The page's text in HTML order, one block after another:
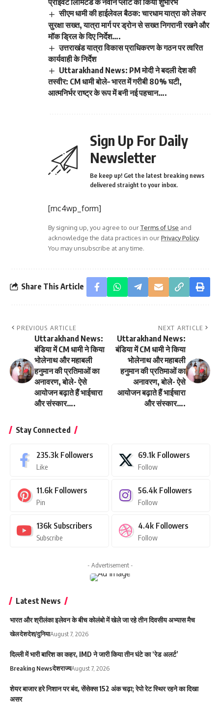
प्राइवेट लिमिटेड के नवीन प्लांट का किया शुभारंभ
सीएम धामी की हाईलेवल बैठक: चारधाम यात्रा को लेकर
सुरक्षा सख्त, यात्रा मार्ग पर ड्रोन से सख्त निगरानी रखने और
मॉक ड्रिल के दिए निर्देश….
उत्तराखंड यात्रा विकास प्राधिकरण के गठन पर त्वरित
कार्यवाही के निर्देश
Uttarakhand News: PM मोदी ने बदली देश की
तस्वीर: CM धामी बोले– भारत में गरीबी 80% घटी,
आत्मनिर्भर राष्ट्र के रूप में बनी नई पहचान….
Sign Up For Daily
Newsletter
Be keep up! Get the latest breaking news
delivered straight to your inbox.
[mc4wp_form]
By signing up, you agree to ourTerms of Use and
acknowledge the data practices in ourPrivacy Policy.
You may unsubscribe at any time.
Share This Article
PREVIOUS ARTICLE
Uttarakhand News:
बंडिया में CM धामी ने किया
भोलेनाथ और महाबली
हनुमान की प्रतिमाओं का
अनावरण, बोले- ऐसे
आयोजन बढ़ाते हैं भाईचारा
और संस्कार….
NEXT ARTICLE
Uttarakhand News:
बंडिया में CM धामी ने किया
भोलेनाथ और महाबली
हनुमान की प्रतिमाओं का
अनावरण, बोले- ऐसे
आयोजन बढ़ाते हैं भाईचारा
और संस्कार….
Stay Connected
235.3k Followers
Like
69.1k Followers
Follow
11.6k Followers
Pin
56.4k Followers
Follow
136k Subscribers
Subscribe
4.4k Followers
Follow
- Advertisement -
Latest News
भारत और श्रीलंका इलेवन के बीच कोलंबो में खेले जा रहे तीन दिवसीय अभ्यास मैच
खेलदेशदेश/दुनियाAugust 7, 2026
दिल्ली में भारी बारिश का कहर, IMD ने जारी किया तीन घंटे का ‘रेड अलर्ट’
Breaking Newsदेशराज्यAugust 7, 2026
शेयर बाजार हरे निशान पर बंद, सेंसेक्स 152 अंक चढ़ा; रेपो रेट स्थिर रहने का दिखा
असर